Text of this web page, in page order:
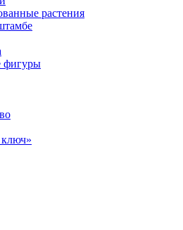
растения
фигуры